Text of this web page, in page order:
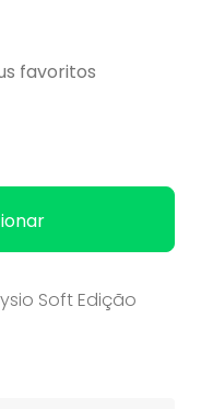
favoritos
Soft Edição